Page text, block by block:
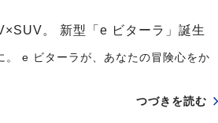
。 新型「e ビターラ」誕生
。 e ビターラが、あなたの冒険心をか
つづきを読む